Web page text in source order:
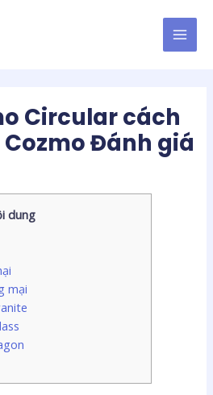
Circular cách
Đánh giá
dung
mại